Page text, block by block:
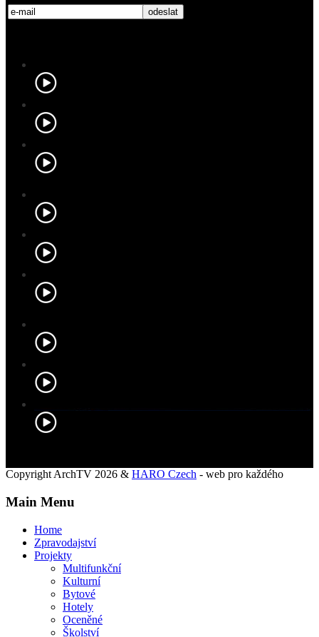
Copyright ArchTV 2026 & HARO Czech - web pro každého
Main Menu
Home
Zpravodajství
Projekty
Multifunkční
Kulturní
Bytové
Hotely
Oceněné
Školství